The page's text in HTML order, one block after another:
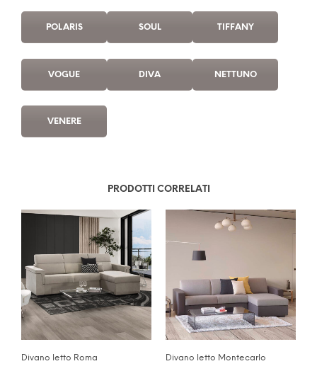
POLARIS SOUL TIFFANY
VOGUE DIVA NETTUNO
VENERE
PRODOTTI CORRELATI
Divano letto Roma Divano letto Montecarlo